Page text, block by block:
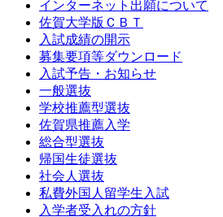
インターネット出願について
佐賀大学版ＣＢＴ
入試成績の開示
募集要項等ダウンロード
入試予告・お知らせ
一般選抜
学校推薦型選抜
佐賀県推薦入学
総合型選抜
帰国生徒選抜
社会人選抜
私費外国人留学生入試
入学者受入れの方針